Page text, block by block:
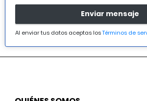
Enviar mensaje
Al enviar tus datos aceptas losTérminos de